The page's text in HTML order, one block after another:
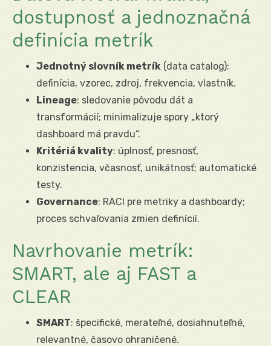
dostupnosť a jednoznačná
definícia metrík
Jednotný slovník metrík (data catalog):
definícia, vzorec, zdroj, frekvencia, vlastník.
Lineage: sledovanie pôvodu dát a
transformácií; minimalizuje spory „ktorý
dashboard má pravdu“.
Kritériá kvality: úplnosť, presnosť,
konzistencia, včasnosť, unikátnosť; automatické
testy.
Governance: RACI pre metriky a dashboardy;
proces schvaľovania zmien definícií.
Navrhovanie metrík:
SMART, ale aj FAST a
CLEAR
SMART: špecifické, merateľné, dosiahnuteľné,
relevantné, časovo ohraničené.